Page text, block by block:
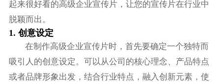
起来很好看的高级企业宣传片，让您的宣传片在行业中
脱颖而出。
1. 创意设定
在制作高级企业宣传片时，首先要确定一个独特而
吸引人的创意设定。可以从公司的核心理念、产品特点
或者品牌形象出发，结合行业特点，融入创新元素，使